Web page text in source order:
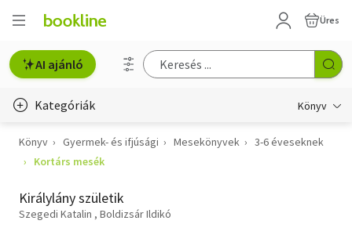
Üres
AI ajánló
Kategóriák Könyv
Életmód, egészség
Gyermek- és ifjúsági
Könyv Gyermek- és ifjúsági Mesekönyvek
3-6 éveseknek
Kortárs mesék
Királylány születik
Szegedi Katalin Boldizsár Ildikó